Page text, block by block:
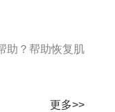
助？帮助恢复肌
更多>>